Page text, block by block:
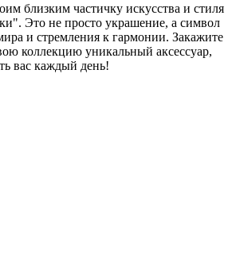
близким частичку искусства и стиля
Это не просто украшение, а символ
и стремления к гармонии. Закажите
коллекцию уникальный аксессуар,
вас каждый день!